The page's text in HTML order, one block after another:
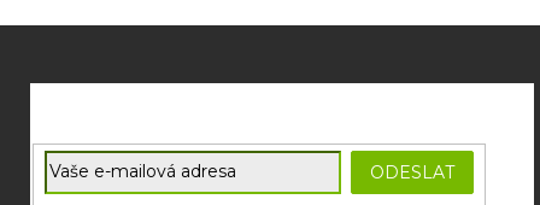
E-mail
ODESLAT